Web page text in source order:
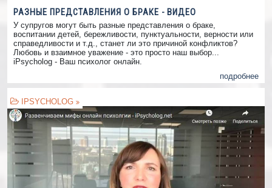
РАЗНЫЕ ПРЕДСТАВЛЕНИЯ О БРАКЕ - ВИДЕО
У супругов могут быть разные представления о браке,
воспитании детей, бережливости, пунктуальности, верности или
справедливости и т.д., станет ли это причиной конфликтов?
Любовь и взаимное уважение - это просто наш выбор...
iPsycholog - Ваш психолог онлайн.
подробнее
IPSYCHOLOG